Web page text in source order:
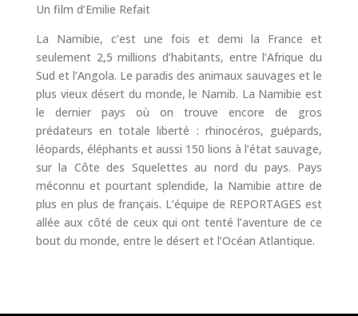
Un film d’Emilie Refait
La Namibie, c’est une fois et demi la France et
seulement 2,5 millions d’habitants, entre l’Afrique du
Sud et l’Angola. Le paradis des animaux sauvages et le
plus vieux désert du monde, le Namib. La Namibie est
le dernier pays où on trouve encore de gros
prédateurs en totale liberté : rhinocéros, guépards,
léopards, éléphants et aussi 150 lions à l’état sauvage,
sur la Côte des Squelettes au nord du pays. Pays
méconnu et pourtant splendide, la Namibie attire de
plus en plus de français. L’équipe de REPORTAGES est
allée aux côté de ceux qui ont tenté l’aventure de ce
bout du monde, entre le désert et l’Océan Atlantique.